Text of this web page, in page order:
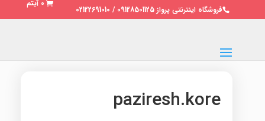
فروشگاه اینترنتی پرواز 09128501125 / 02122691010
0 آیتم
paziresh.kore